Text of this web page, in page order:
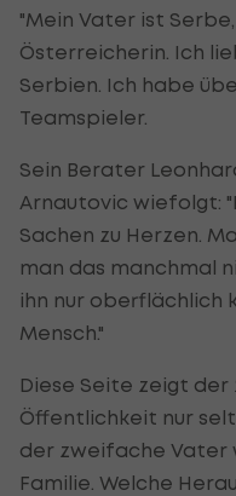
"Mein Vater ist
Österreicherin. Ich
Serbien. Ich habe
Teamspieler.
Sein Berater
Arnautovic wiefolgt:
Sachen zu Herzen.
man das manchmal
ihn nur oberflächlich
Mensch."
Diese Seite zeigt der
Öffentlichkeit nur
der zweifache Vater
Familie. Welche